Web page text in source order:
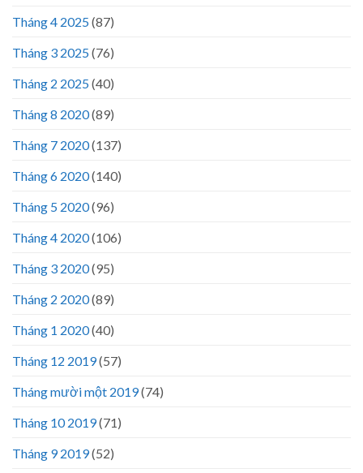
Tháng 4 2025(87)
Tháng 3 2025(76)
Tháng 2 2025(40)
Tháng 8 2020(89)
Tháng 7 2020(137)
Tháng 6 2020(140)
Tháng 5 2020(96)
Tháng 4 2020(106)
Tháng 3 2020(95)
Tháng 2 2020(89)
Tháng 1 2020(40)
Tháng 12 2019(57)
Tháng mười một 2019(74)
Tháng 10 2019(71)
Tháng 9 2019(52)